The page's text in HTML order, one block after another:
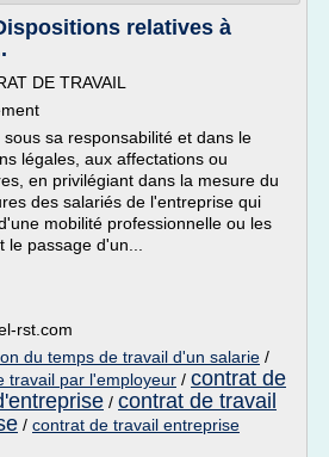
relatives à
DE TRAVAIL
sa responsabilité et dans le
légales, aux affectations ou
en privilégiant dans la mesure du
des salariés de l'entreprise qui
mobilité professionnelle ou les
passage d'un...
rst.com
du temps de travail d'un salarie /
travail par l'employeur / contrat de
/ contrat de travail
/ contrat de travail entreprise